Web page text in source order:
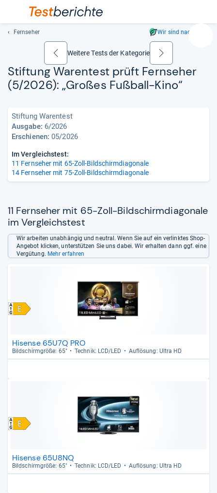
mit
Fernseher Wir sind nachhaltig
Stif­tung Waren­test prüft Fern­se­her
(5/2026): „Großes Fuß­ball-​Kino“
zurück Weitere Tests der Kategorie weiter
Stiftung Warentest
Ausgabe: 6/2026
Erschienen: 05/2026
Im Vergleichstest:
11 Fernseher mit 65-Zoll-Bildschirmdiagonale
14 Fernseher mit 75-Zoll-Bildschirmdiagonale
11 Fernseher mit 65-Zoll-Bildschirmdiagonale
im Vergleichstest
Wir arbeiten unabhängig und neutral. Wenn Sie auf ein verlinktes Shop-
Angebot klicken, unterstützen Sie uns dabei. Wir erhalten dann ggf. eine
Vergütung. Mehr erfahren
Hisense 65U7Q PRO
Bild­schirm­größe: 65" Tech­nik: LCD/LED Auf­lö­sung: Ultra HD
Hisense 65U8NQ
Bild­schirm­größe: 65" Tech­nik: LCD/LED Auf­lö­sung: Ultra HD